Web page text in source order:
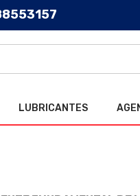
LUBRICANTES